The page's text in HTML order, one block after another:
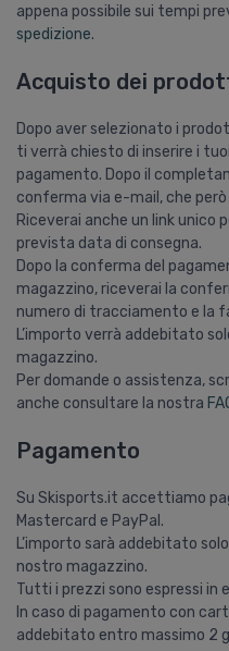
appena possibile sui tempi
spedizione.
Acquisto dei
Dopo aver selezionato i
ti verrà chiesto di inserire i
pagamento. Dopo il
conferma via e-mail, che
Riceverai anche un link unico
prevista data di consegna.
Dopo la conferma del
magazzino, riceverai la
numero di tracciamento e la
L’importo verrà addebitato
magazzino.
Per domande o assistenza,
anche consultare la nostra
Pagamento
Su Skisports.it accettiamo
Mastercard e PayPal.
L’importo sarà addebitato
nostro magazzino.
Tutti i prezzi sono espressi in
In caso di pagamento con
addebitato entro massimo 2